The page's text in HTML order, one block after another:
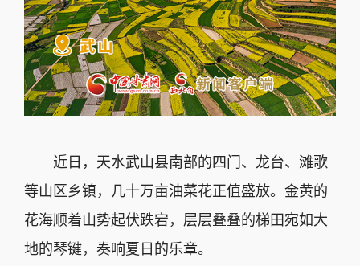
近日，天水武山县南部的四门、龙台、滩歌
等山区乡镇，几十万亩油菜花正值盛放。金黄的
花海顺着山势起伏跌宕，层层叠叠的梯田宛如大
地的琴键，奏响夏日的乐章。